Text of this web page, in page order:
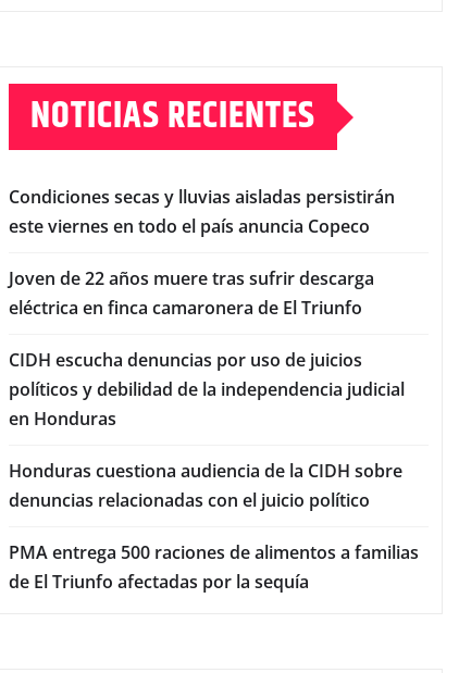
NOTICIAS RECIENTES
Condiciones secas y lluvias aisladas persistirán
este viernes en todo el país anuncia Copeco
Joven de 22 años muere tras sufrir descarga
eléctrica en finca camaronera de El Triunfo
CIDH escucha denuncias por uso de juicios
políticos y debilidad de la independencia judicial
en Honduras
Honduras cuestiona audiencia de la CIDH sobre
denuncias relacionadas con el juicio político
PMA entrega 500 raciones de alimentos a familias
de El Triunfo afectadas por la sequía